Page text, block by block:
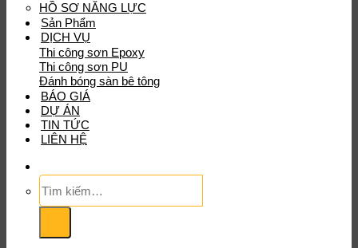
HỒ SƠ NĂNG LỰC
Sản Phẩm
DỊCH VỤ
Thi công sơn Epoxy
Thi công sơn PU
Đánh bóng sàn bê tông
BÁO GIÁ
DỰ ÁN
TIN TỨC
LIÊN HỆ
Tìm
kiếm: